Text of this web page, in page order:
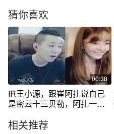
猜你喜欢
00:38
IR王小源，跟崔阿扎说自己
是密云十三贝勒，阿扎一句
相关推荐